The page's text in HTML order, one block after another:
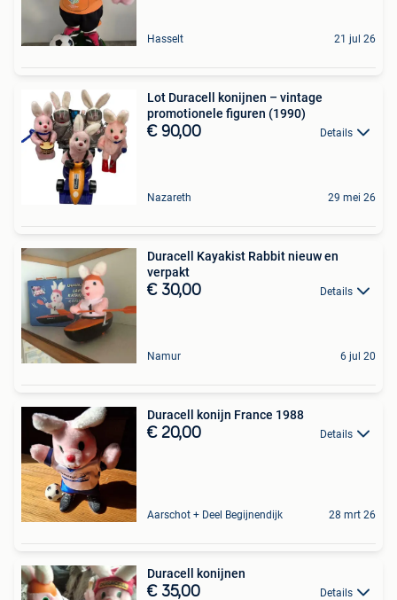
Hasselt 21 jul 26
Lot Duracell konijnen – vintage
promotionele figuren (1990)
€ 90,00 Details
Nazareth 29 mei 26
Duracell Kayakist Rabbit nieuw en
verpakt
€ 30,00 Details
Namur 6 jul 20
Duracell konijn France 1988
€ 20,00 Details
Aarschot + Deel Begijnendijk 28 mrt 26
Duracell konijnen
€ 35,00 Details